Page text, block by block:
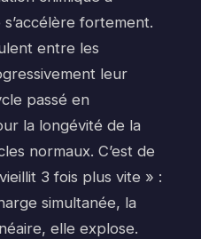
fortement.
entre les
leur
passé en
la longévité de la
normaux. C’est de
3 fois plus vite » :
simultanée, la
elle explose.